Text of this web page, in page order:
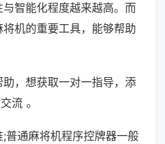
智能化程度越来越高。而
机的重要工具，能够帮助
，想获取一对一指导，添
流 。
普通麻将机程序控牌器一般